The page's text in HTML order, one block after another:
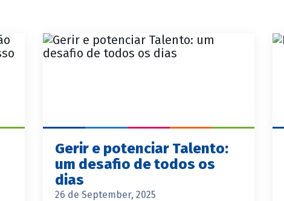
Gerir e potenciar Talento:
um desafio de todos os
dias
26 de September, 2025